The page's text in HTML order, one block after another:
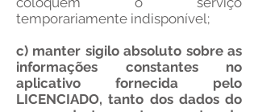
temporariamente indisponível;
c) manter sigilo absoluto sobre as
informações constantes no
aplicativo fornecida pelo
LICENCIADO, tanto dos dados do